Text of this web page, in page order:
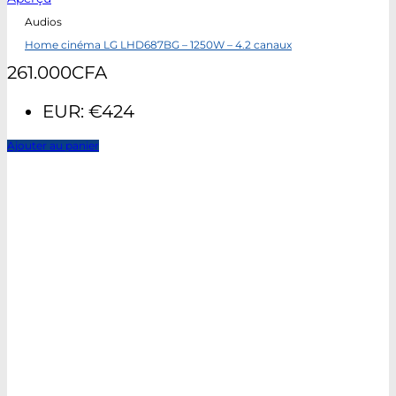
Audios
Home cinéma LG LHD687BG – 1250W – 4.2 canaux
261.000CFA
EUR: €424
Ajouter au panier